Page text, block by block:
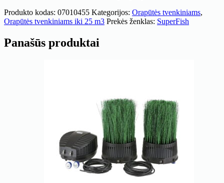
Produkto kodas: 07010455 Kategorijos: Orapūtės tvenkiniams,
Orapūtės tvenkiniams iki 25 m3 Prekės ženklas: SuperFish
Panašūs produktai